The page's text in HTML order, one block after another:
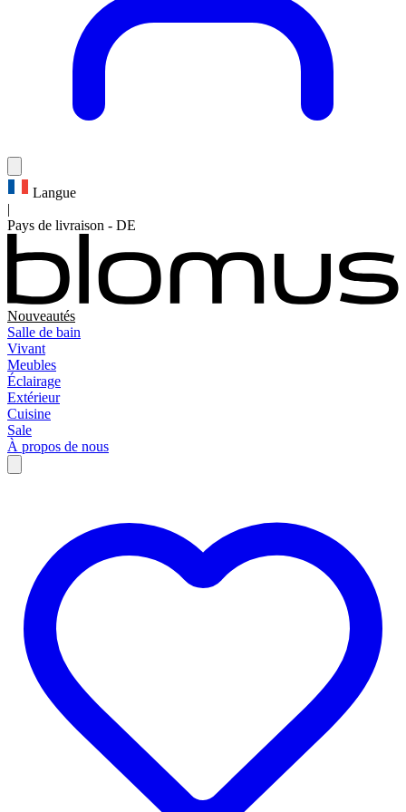
Langue
|
Pays de livraison - DE
Nouveautés
Salle de bain
Vivant
Meubles
Éclairage
Extérieur
Cuisine
Sale
À propos de nous